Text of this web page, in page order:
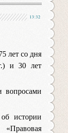
13:32
лет со дня
и 30 лет
вопросами
истории